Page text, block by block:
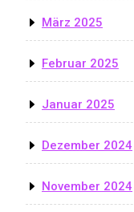
März 2025
Februar 2025
Januar 2025
Dezember 2024
November 2024